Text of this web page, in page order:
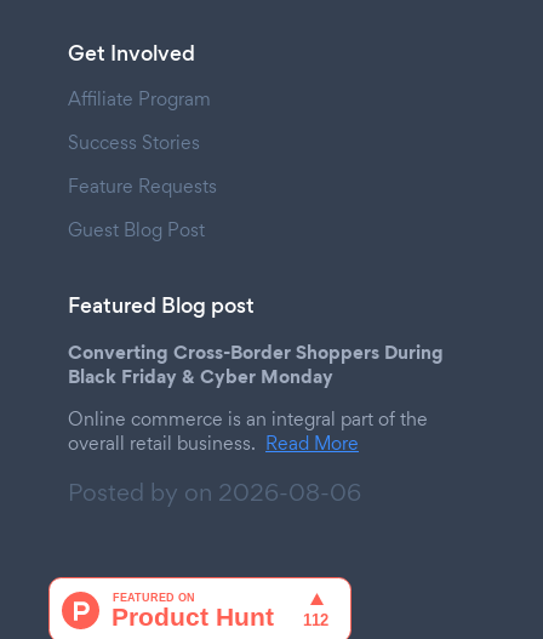
Get Involved
Affiliate Program
Success Stories
Feature Requests
Guest Blog Post
Featured Blog post
Converting Cross-Border Shoppers During
Black Friday & Cyber Monday
Online commerce is an integral part of the
overall retail business. Read More
Posted by on 2026-08-06